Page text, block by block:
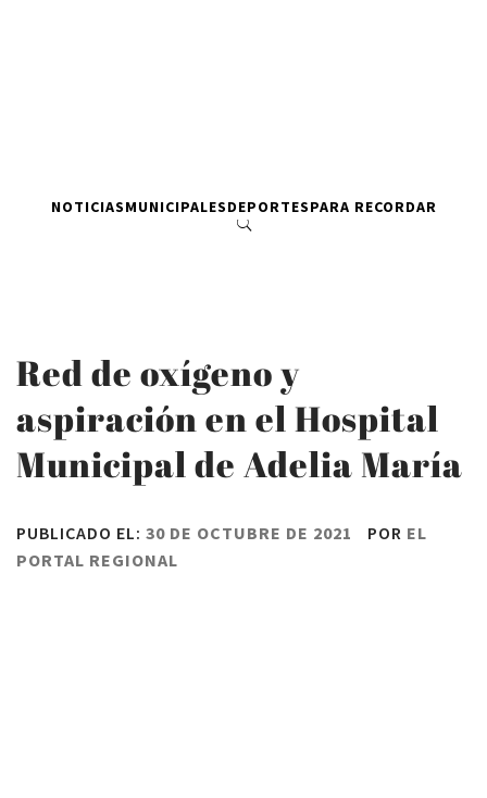
NOTICIASMUNICIPALESDEPORTESPARA RECORDAR
Red de oxígeno y
aspiración en el Hospital
Municipal de Adelia María
PUBLICADO EL: 30 DE OCTUBRE DE 2021 POR EL
PORTAL REGIONAL